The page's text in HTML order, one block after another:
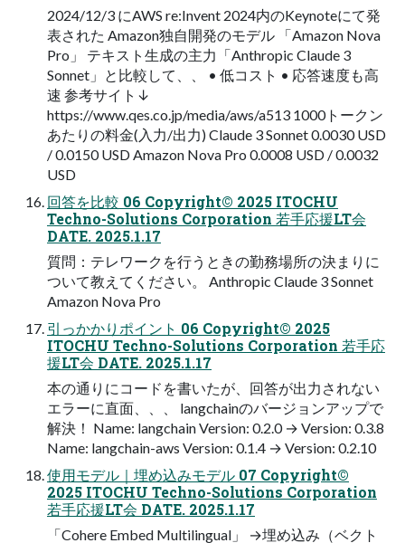
2024/12/3 にAWS re:Invent 2024内のKeynoteにて発
表された Amazon独自開発のモデル 「Amazon Nova
Pro」 テキスト生成の主力「Anthropic Claude 3
Sonnet」と比較して、、 • 低コスト • 応答速度も高
速 参考サイト↓
https://www.qes.co.jp/media/aws/a513 1000トークン
あたりの料金(入力/出力) Claude 3 Sonnet 0.0030 USD
/ 0.0150 USD Amazon Nova Pro 0.0008 USD / 0.0032
USD
回答を比較 06 Copyright© 2025 ITOCHU
Techno-Solutions Corporation 若手応援LT会
DATE. 2025.1.17
質問：テレワークを行うときの勤務場所の決まりに
ついて教えてください。 Anthropic Claude 3 Sonnet
Amazon Nova Pro
引っかかりポイント 06 Copyright© 2025
ITOCHU Techno-Solutions Corporation 若手応
援LT会 DATE. 2025.1.17
本の通りにコードを書いたが、回答が出力されない
エラーに直面、、、 langchainのバージョンアップで
解決！ Name: langchain Version: 0.2.0 → Version: 0.3.8
Name: langchain-aws Version: 0.1.4 → Version: 0.2.10
使用モデル｜埋め込みモデル 07 Copyright©
2025 ITOCHU Techno-Solutions Corporation
若手応援LT会 DATE. 2025.1.17
「Cohere Embed Multilingual」 →埋め込み（ベクト